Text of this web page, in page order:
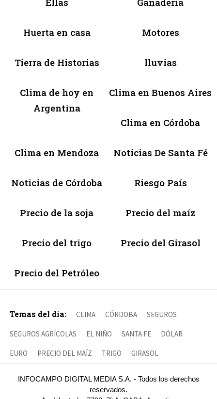
Huerta en casa Motores
Tierra de Historias lluvias
Clima de hoy en
Argentina
Clima en Buenos Aires
Clima en Córdoba
Clima en Mendoza Noticias De Santa Fé
Noticias de Córdoba Riesgo País
Precio de la soja Precio del maíz
Precio del trigo Precio del Girasol
Precio del Petróleo
Temas del día: CLIMA CÓRDOBA SEGUROS
SEGUROS AGRÍCOLAS EL NIÑO SANTA FE DÓLAR
EURO PRECIO DEL MAÍZ TRIGO GIRASOL
INFOCAMPO DIGITAL MEDIA S.A. - Todos los derechos
reservados.